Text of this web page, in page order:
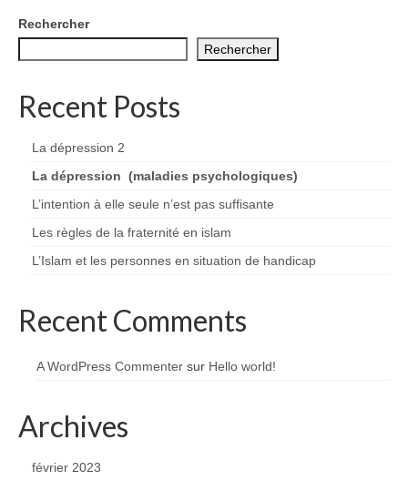
Rechercher
Rechercher
Recent Posts
La dépression 2
La dépression (maladies psychologiques)
L’intention à elle seule n’est pas suffisante
Les règles de la fraternité en islam
L’Islam et les personnes en situation de handicap
Recent Comments
A WordPress Commenter sur Hello world!
Archives
février 2023